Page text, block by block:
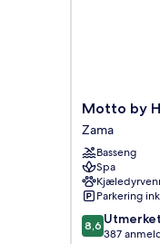
Motto
by
Hilton
Tulum
Zama
Motto by
Zama
Basseng
Spa
Parkering
8.6
av
8,6 Utmerket
387